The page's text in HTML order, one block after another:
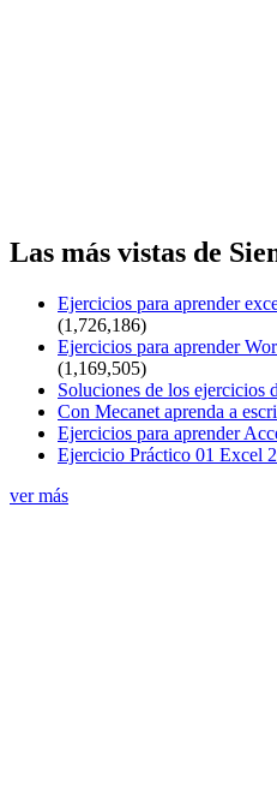
Las más vistas de
Ejercicios para aprender
(1,726,186)
Ejercicios para aprender
(1,169,505)
Soluciones de los ejercicios
Con Mecanet aprenda a
Ejercicios para aprender
Ejercicio Práctico 01 Excel
ver más